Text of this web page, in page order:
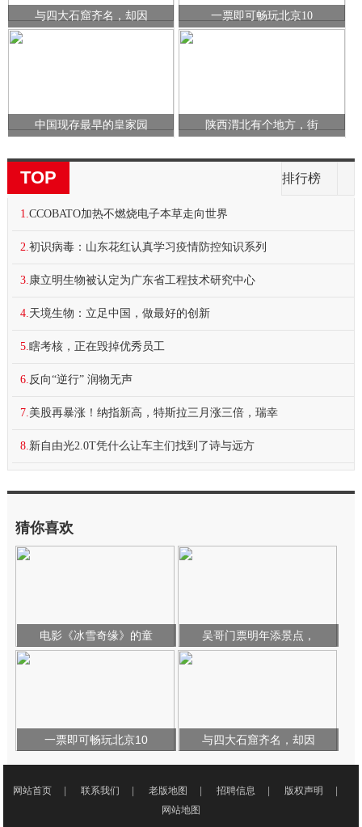
与四大石窟齐名，却因 一票即可畅玩北京10
中国现存最早的皇家园 陕西渭北有个地方，街
TOP 排行榜
1. CCOBATO加热不燃烧电子本草走向世界
2. 初识病毒：山东花红认真学习疫情防控知识系列
3. 康立明生物被认定为广东省工程技术研究中心
4. 天境生物：立足中国，做最好的创新
5. 瞎考核，正在毁掉优秀员工
6. 反向“逆行” 润物无声
7. 美股再暴涨！纳指新高，特斯拉三月涨三倍，瑞幸
8. 新自由光2.0T凭什么让车主们找到了诗与远方
猜你喜欢
电影《冰雪奇缘》的童 吴哥门票明年添景点，
一票即可畅玩北京10 与四大石窟齐名，却因
网站首页 | 联系我们 | 老版地图 | 招聘信息 | 版权声明
|
网站地图